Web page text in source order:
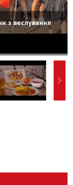
з веслування